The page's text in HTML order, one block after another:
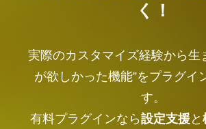
く！
実際のカスタマイズ経験から生
が欲しかった機能”をプラグイ
す。
有料プラグインなら設定支援と